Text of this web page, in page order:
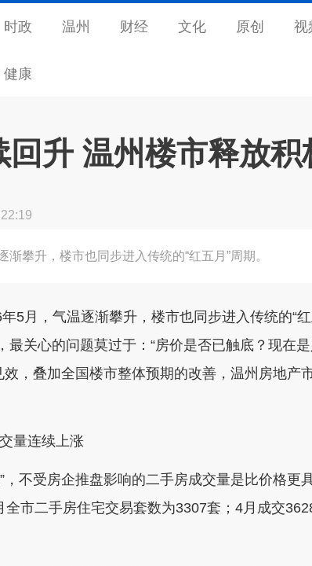
时政 温州 财经 文化 原创 视
健康
回升 温州楼市释放积
攀升，楼市也同步进入传统的“红五月”周期。
月，气温逐渐攀升，楼市也同步进入传统的“红
最关心的问题莫过于：“房价是否已触底？现在
效，叠加全国楼市整体预期的改善，温州房地产
量连续上涨
不受房企推盘影响的二手房成交量是比价格更
全市二手房住宅交易套数为3307套；4月成交